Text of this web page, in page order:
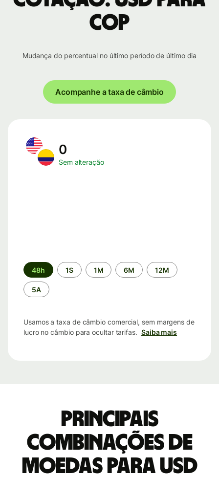
COP
Mudança do percentual no último período de último dia
Acompanhe a taxa de câmbio
0
Sem alteração
Período
de
tempo
48h 1S 1M 6M 12M
5A
Usamos a taxa de câmbio comercial, sem margens de
lucro no câmbio para ocultar tarifas. Saiba mais
Principais
combinações de
moedas para USD